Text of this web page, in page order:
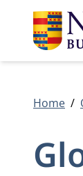
Home